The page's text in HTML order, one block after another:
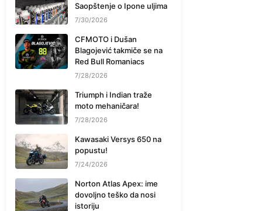
Saopštenje o Ipone uljima
7/30/2026
CFMOTO i Dušan
Blagojević takmiče se na
Red Bull Romaniacs
7/28/2026
Triumph i Indian traže
moto mehaničara!
7/28/2026
Kawasaki Versys 650 na
popustu!
7/24/2026
Norton Atlas Apex: ime
dovoljno teško da nosi
istoriju